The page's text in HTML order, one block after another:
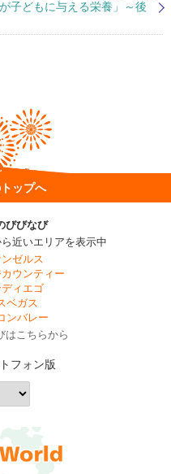
子どもに与える栄養」～後
ップへ
びびなび
近いエリアを表示中
ゼルス
ウンティー
ィエゴ
ベガス
ンバレー
はこちらから
フォン版